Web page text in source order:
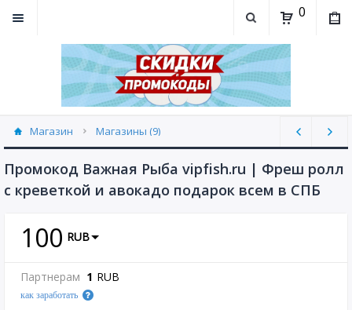
0
Магазин Магазины (9)
Промокод Важная Рыба vipfish.ru | Фреш ролл
с креветкой и авокадо подарок всем в СПБ
100 RUB
Партнерам 1 RUB
как заработать